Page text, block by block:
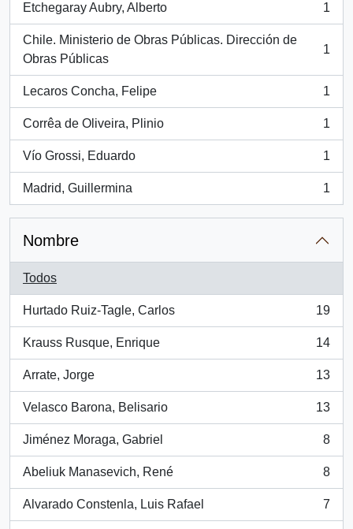
Etchegaray Aubry, Alberto
, 1 resultados
1
Chile. Ministerio de Obras Públicas. Dirección de
Obras Públicas
, 1 resultados
1
Lecaros Concha, Felipe
, 1 resultados
1
Corrêa de Oliveira, Plinio
, 1 resultados
1
Vío Grossi, Eduardo
, 1 resultados
1
Madrid, Guillermina
, 1 resultados
1
Nombre
Todos
Hurtado Ruiz-Tagle, Carlos
, 19 resultados
19
Krauss Rusque, Enrique
, 14 resultados
14
Arrate, Jorge
, 13 resultados
13
Velasco Barona, Belisario
, 13 resultados
13
Jiménez Moraga, Gabriel
, 8 resultados
8
Abeliuk Manasevich, René
, 8 resultados
8
Alvarado Constenla, Luis Rafael
, 7 resultados
7